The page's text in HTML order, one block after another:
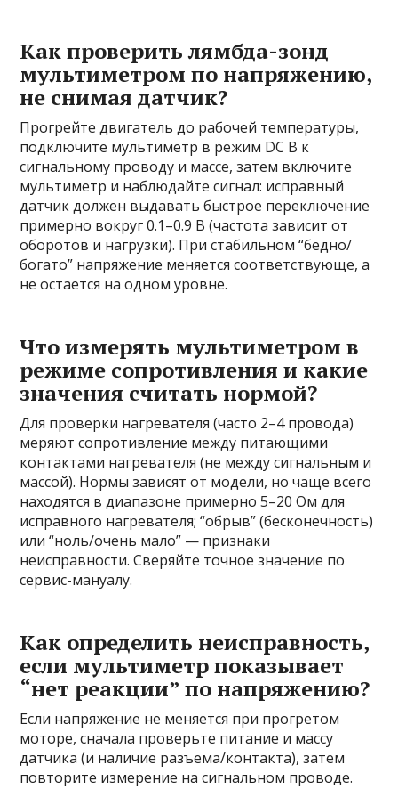
Как проверить лямбда-зонд
мультиметром по напряжению,
не снимая датчик?
Прогрейте двигатель до рабочей температуры,
подключите мультиметр в режим DC В к
сигнальному проводу и массе, затем включите
мультиметр и наблюдайте сигнал: исправный
датчик должен выдавать быстрое переключение
примерно вокруг 0.1–0.9 В (частота зависит от
оборотов и нагрузки). При стабильном “бедно/
богато” напряжение меняется соответствующе, а
не остается на одном уровне.
Что измерять мультиметром в
режиме сопротивления и какие
значения считать нормой?
Для проверки нагревателя (часто 2–4 провода)
меряют сопротивление между питающими
контактами нагревателя (не между сигнальным и
массой). Нормы зависят от модели, но чаще всего
находятся в диапазоне примерно 5–20 Ом для
исправного нагревателя; “обрыв” (бесконечность)
или “ноль/очень мало” — признаки
неисправности. Сверяйте точное значение по
сервис-мануалу.
Как определить неисправность,
если мультиметр показывает
“нет реакции” по напряжению?
Если напряжение не меняется при прогретом
моторе, сначала проверьте питание и массу
датчика (и наличие разъема/контакта), затем
повторите измерение на сигнальном проводе.